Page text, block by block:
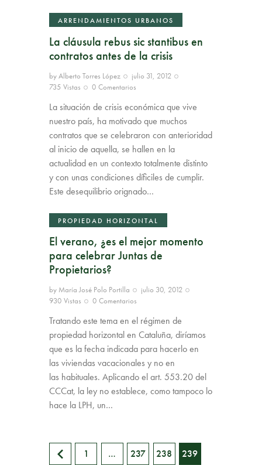
ARRENDAMIENTOS URBANOS
La cláusula rebus sic stantibus en
contratos antes de la crisis
byAlberto Torres López
julio 31, 2012
735 Vistas 0 Comentarios
La situación de crisis económica que vive
nuestro país, ha motivado que muchos
contratos que se celebraron con anterioridad
al inicio de aquella, se hallen en la
actualidad en un contexto totalmente distinto
y con unas condiciones díficiles de cumplir.
Este desequilibrio orignado…
PROPIEDAD HORIZONTAL
El verano, ¿es el mejor momento
para celebrar Juntas de
Propietarios?
by María José Polo Portilla
julio 30, 2012
930 Vistas 0 Comentarios
Tratando este tema en el régimen de
propiedad horizontal en Cataluña, diríamos
que es la fecha indicada para hacerlo en
las viviendas vacacionales y no en
las habituales. Aplicando el art. 553.20 del
CCCat, la ley no establece, como tampoco lo
hace la LPH, un…
1 … 237 238 239